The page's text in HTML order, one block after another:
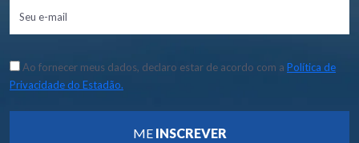
Ao fornecer meus dados, declaro estar de acordo com a Política de
Privacidade do Estadão.
ME INSCREVER